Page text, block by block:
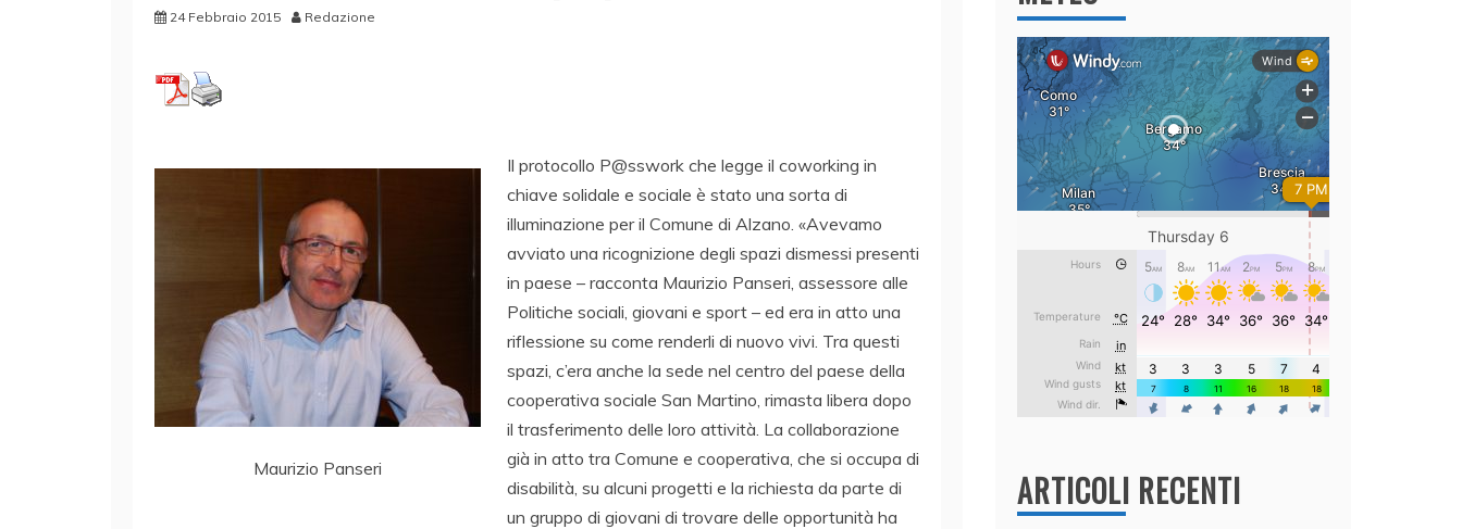
24 Febbraio 2015 Redazione
Maurizio Panseri
Il protocollo P@sswork che legge il coworking in
chiave solidale e sociale è stato una sorta di
illuminazione per il Comune di Alzano. «Avevamo
avviato una ricognizione degli spazi dismessi presenti
in paese – racconta Maurizio Panseri, assessore alle
Politiche sociali, giovani e sport – ed era in atto una
riflessione su come renderli di nuovo vivi. Tra questi
spazi, c’era anche la sede nel centro del paese della
cooperativa sociale San Martino, rimasta libera dopo
il trasferimento delle loro attività. La collaborazione
già in atto tra Comune e cooperativa, che si occupa di
disabilità, su alcuni progetti e la richiesta da parte di
un gruppo di giovani di trovare delle opportunità ha
ARTICOLI RECENTI